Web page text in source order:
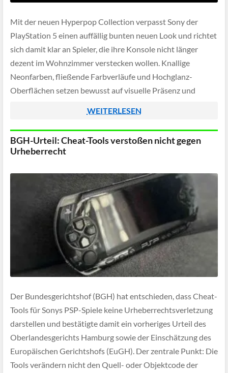
Mit der neuen Hyperpop Collection verpasst Sony der
PlayStation 5 einen auffällig bunten neuen Look und richtet
sich damit klar an Spieler, die ihre Konsole nicht länger
dezent im Wohnzimmer verstecken wollen. Knallige
Neonfarben, fließende Farbverläufe und Hochglanz-
Oberflächen setzen bewusst auf visuelle Präsenz und
ohne dabei technisch […]
WEITERLESEN
BGH-Urteil: Cheat-Tools verstoßen nicht gegen
Urheberrecht
Der Bundesgerichtshof (BGH) hat entschieden, dass Cheat-
Tools für Sonys PSP-Spiele keine Urheberrechtsverletzung
darstellen und bestätigte damit ein vorheriges Urteil des
Oberlandesgerichts Hamburg sowie der Einschätzung des
Europäischen Gerichtshofs (EuGH). Der zentrale Punkt: Die
Tools verändern nicht den Quell- oder Objektcode der